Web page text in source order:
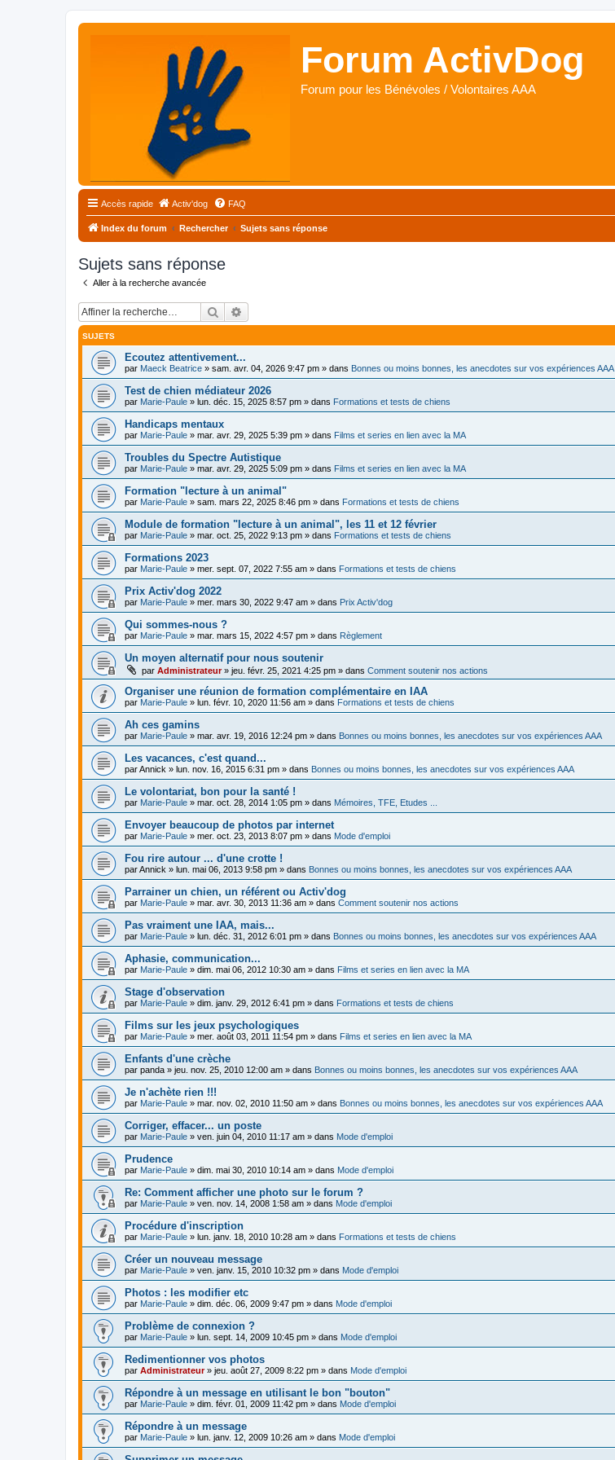
Forum ActivDog
Forum pour les Bénévoles / Volontaires AAA
Accès rapide Activ'dog FAQ
Index du forum Rechercher Sujets sans réponse
Sujets sans réponse
Aller à la recherche avancée
Rechercher
SUJETS
Ecoutez attentivement...
par Maeck Beatrice » sam. avr. 04, 2026 9:47 pm » dans Bonnes ou moins bonnes, les anecdotes sur vos expériences AAA
Test de chien médiateur 2026
par Marie-Paule » lun. déc. 15, 2025 8:57 pm » dans Formations et tests de chiens
Handicaps mentaux
par Marie-Paule » mar. avr. 29, 2025 5:39 pm » dans Films et series en lien avec la MA
Troubles du Spectre Autistique
par Marie-Paule » mar. avr. 29, 2025 5:09 pm » dans Films et series en lien avec la MA
Formation "lecture à un animal"
par Marie-Paule » sam. mars 22, 2025 8:46 pm » dans Formations et tests de chiens
Module de formation "lecture à un animal", les 11 et 12 février
par Marie-Paule » mar. oct. 25, 2022 9:13 pm » dans Formations et tests de chiens
Formations 2023
par Marie-Paule » mer. sept. 07, 2022 7:55 am » dans Formations et tests de chiens
Prix Activ'dog 2022
par Marie-Paule » mer. mars 30, 2022 9:47 am » dans Prix Activ'dog
Qui sommes-nous ?
par Marie-Paule » mar. mars 15, 2022 4:57 pm » dans Règlement
Un moyen alternatif pour nous soutenir
par Administrateur» jeu. févr. 25, 2021 4:25 pm » dans Comment soutenir nos actions
Organiser une réunion de formation complémentaire en IAA
par Marie-Paule » lun. févr. 10, 2020 11:56 am » dans Formations et tests de chiens
Ah ces gamins
par Marie-Paule » mar. avr. 19, 2016 12:24 pm » dans Bonnes ou moins bonnes, les anecdotes sur vos expériences AAA
Les vacances, c'est quand...
parAnnick » lun. nov. 16, 2015 6:31 pm » dans Bonnes ou moins bonnes, les anecdotes sur vos expériences AAA
Le volontariat, bon pour la santé !
par Marie-Paule » mar. oct. 28, 2014 1:05 pm » dans Mémoires, TFE, Etudes ...
Envoyer beaucoup de photos par internet
par Marie-Paule » mer. oct. 23, 2013 8:07 pm » dans Mode d'emploi
Fou rire autour ... d'une crotte !
parAnnick » lun. mai 06, 2013 9:58 pm » dans Bonnes ou moins bonnes, les anecdotes sur vos expériences AAA
Parrainer un chien, un référent ou Activ'dog
par Marie-Paule » mar. avr. 30, 2013 11:36 am » dans Comment soutenir nos actions
Pas vraiment une IAA, mais...
par Marie-Paule » lun. déc. 31, 2012 6:01 pm » dans Bonnes ou moins bonnes, les anecdotes sur vos expériences AAA
Aphasie, communication...
par Marie-Paule » dim. mai 06, 2012 10:30 am » dans Films et series en lien avec la MA
Stage d'observation
par Marie-Paule » dim. janv. 29, 2012 6:41 pm » dans Formations et tests de chiens
Films sur les jeux psychologiques
par Marie-Paule » mer. août 03, 2011 11:54 pm » dans Films et series en lien avec la MA
Enfants d'une crèche
par panda » jeu. nov. 25, 2010 12:00 am » dans Bonnes ou moins bonnes, les anecdotes sur vos expériences AAA
Je n'achète rien !!!
par Marie-Paule » mar. nov. 02, 2010 11:50 am » dans Bonnes ou moins bonnes, les anecdotes sur vos expériences AAA
Corriger, effacer... un poste
par Marie-Paule » ven. juin 04, 2010 11:17 am » dans Mode d'emploi
Prudence
par Marie-Paule » dim. mai 30, 2010 10:14 am » dans Mode d'emploi
Re: Comment afficher une photo sur le forum ?
par Marie-Paule » ven. nov. 14, 2008 1:58 am » dans Mode d'emploi
Procédure d'inscription
par Marie-Paule » lun. janv. 18, 2010 10:28 am » dans Formations et tests de chiens
Créer un nouveau message
par Marie-Paule » ven. janv. 15, 2010 10:32 pm » dans Mode d'emploi
Photos : les modifier etc
par Marie-Paule » dim. déc. 06, 2009 9:47 pm » dans Mode d'emploi
Problème de connexion ?
par Marie-Paule » lun. sept. 14, 2009 10:45 pm » dans Mode d'emploi
Redimentionner vos photos
par Administrateur» jeu. août 27, 2009 8:22 pm » dans Mode d'emploi
Répondre à un message en utilisant le bon "bouton"
par Marie-Paule » dim. févr. 01, 2009 11:42 pm » dans Mode d'emploi
Répondre à un message
par Marie-Paule » lun. janv. 12, 2009 10:26 am » dans Mode d'emploi